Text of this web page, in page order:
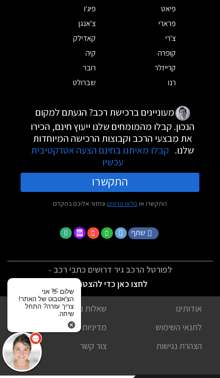
פיאט
פיג'ו
פרארי
צ'אנגן
צ'רי
קאדילק
קופרה
קיה
קרייזלר
רובר
רנו
שברולט
מעוניינים ברכישת רכב? הגעתם למקום
הנכון. קבלו מהמומחים שלנו ייעוץ חינם, הכירו
את מבצעי הרכב וקבוצות הרכישה המיוחדות
שלנו. קבלו מאיתנו בחינם הצעה אטרקטיבית
עכשיו
התקשרו
התקשרו או מלאו פרטים ונחזור אליכם בהקדם
שתף
לפורטל הרכב גיר דרושים כתבי רכב -
לחצו כאן כדי להצטרף
אודותינו
שאלות נפוצות
לתנאי השימוש
מדיניות פרטיות
הצהרת נגישות
צור קשר
שלום 👋 אני
הצ'אטבוט של האתר!
צריך עזרה? התחל
שיחה.